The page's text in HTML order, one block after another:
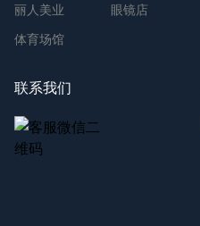
丽人美业
眼镜店
体育场馆
联系我们